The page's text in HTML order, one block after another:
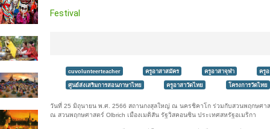
Festival
cuvolunteerteacher ครูอาสาสมัคร ครูอาสาจุฬา ครู
ศูนย์ส่งเสริมการสอนภาษาไทย ครูอาสาวัดไทย โครงการวัดไทย
วันที่ 25 มิถุนายน พ.ศ. 2566 สถานกงสุลใหญ่ ณ นครชิคาโก ร่วมกับสวนพฤกษศาส
ณ สวนพฤกษศาสตร์ Olbrich เมืองเมดิสัน รัฐวิสคอนซิน ประเทศสหรัฐอเมริกา